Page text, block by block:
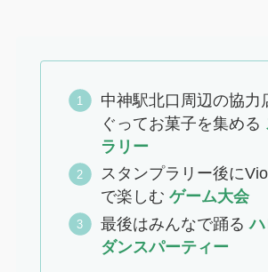
中神駅北口周辺の協力
ぐってお菓子を集める
ラリー
スタンプラリー後に
で楽しむ ゲーム大会
最後はみんなで踊る
ダンスパーティー